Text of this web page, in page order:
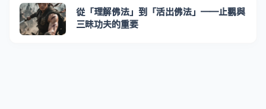
從「理解佛法」到「活出佛法」——止觀與
三昧功夫的重要